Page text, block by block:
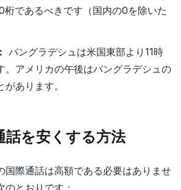
であるべきです（国内の0を除いた
バングラデシュは米国東部より11時
。アメリカの午後はバングラデシュの
あります。
を安くする方法
国際通話は高額である必要はありませ
のとおりです：